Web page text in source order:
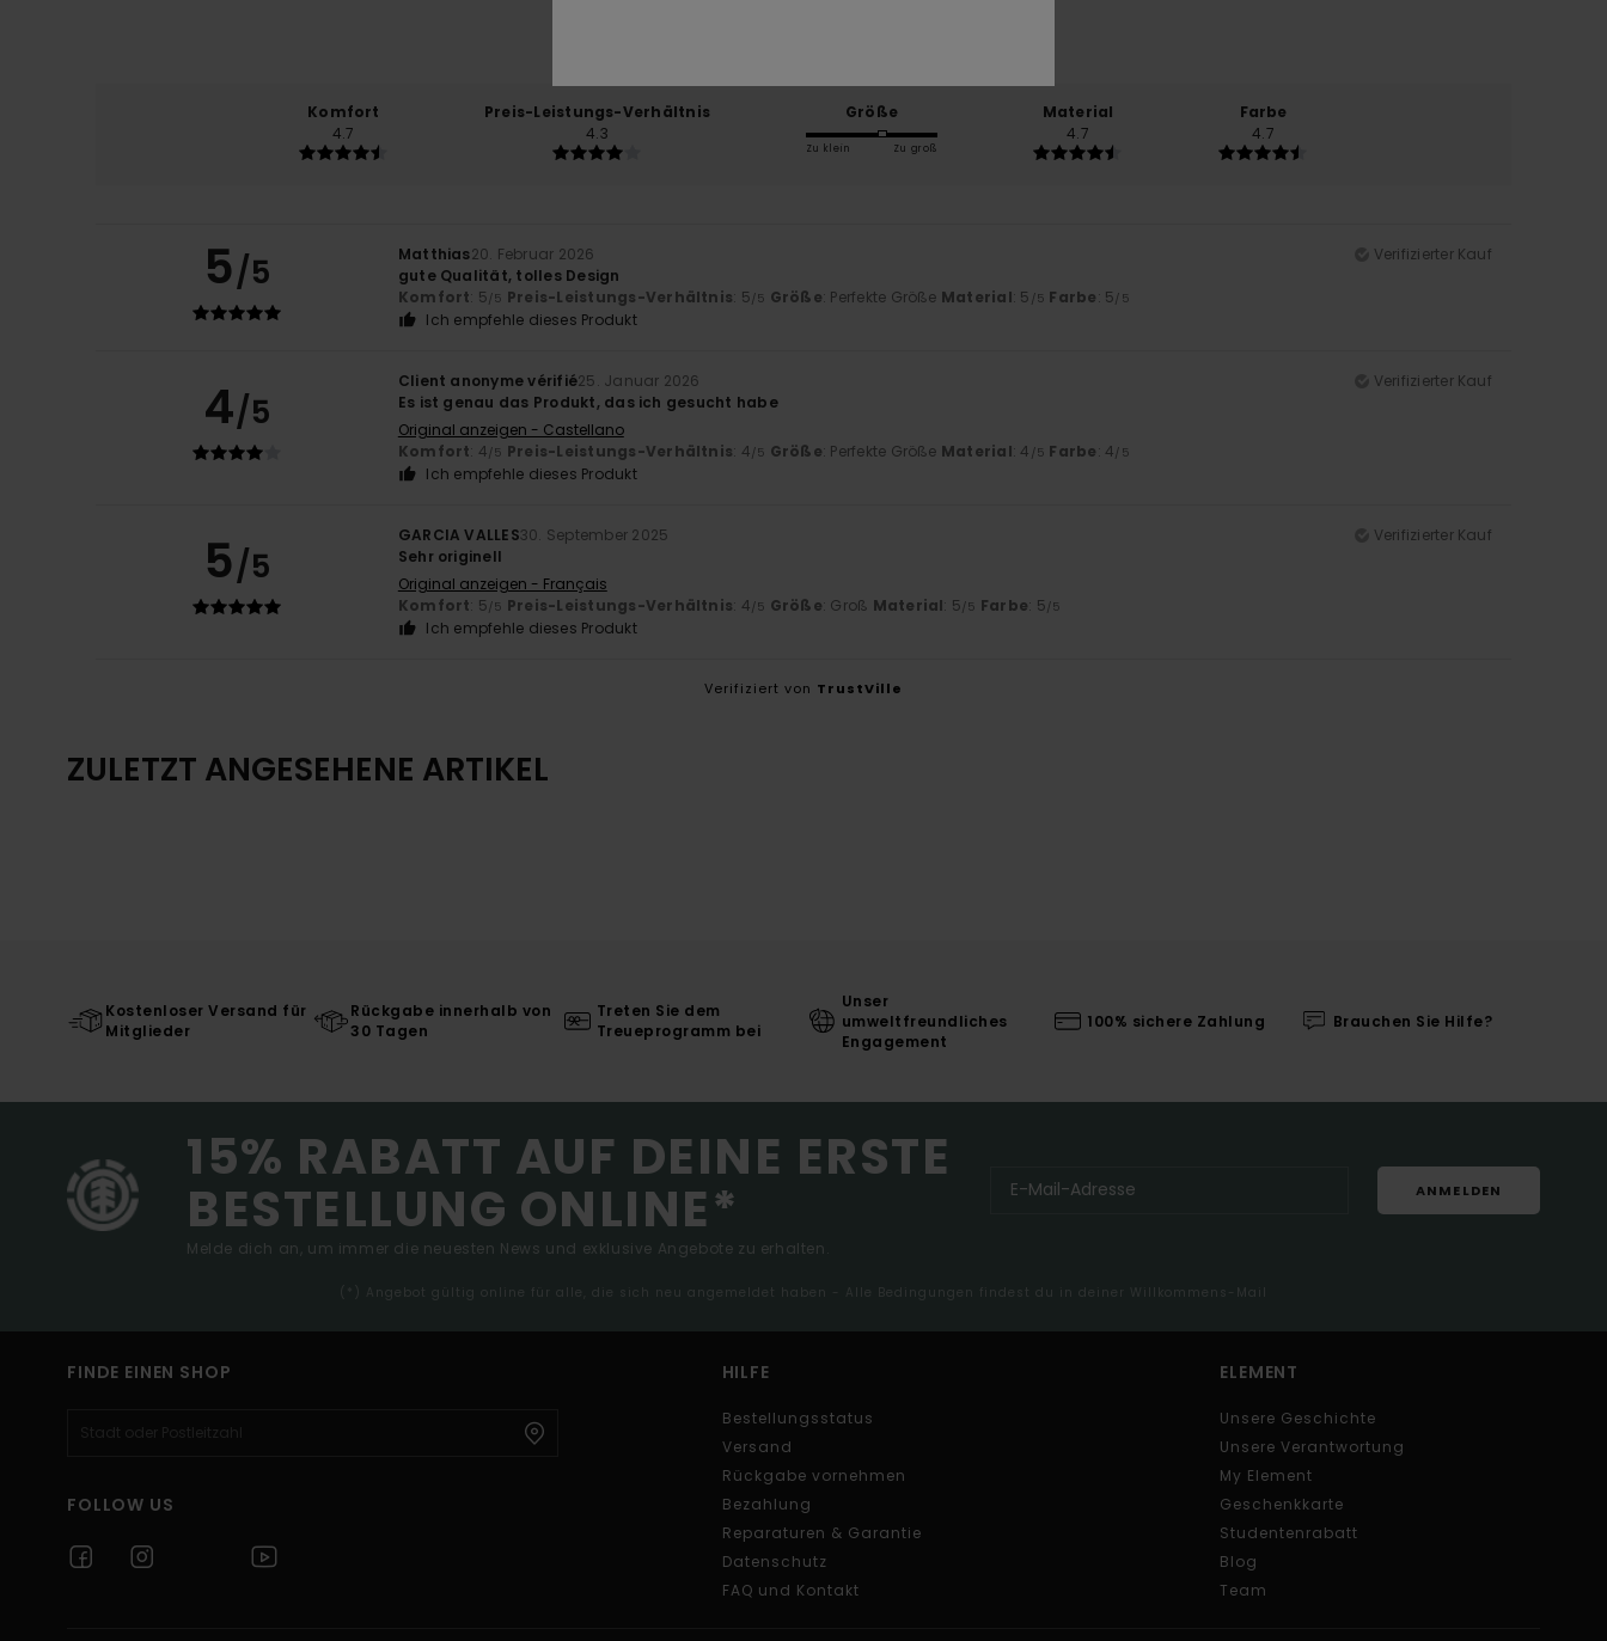
Komfort
4.7
Preis-Leistungs-Verhältnis
4.3
Größe
Zu klein Zu groß
Material
4.7
Farbe
4.7
5/5 Matthias20. Februar 2026
Verifizierter Kauf
gute Qualität, tolles Design
Komfort: 5/5 Preis-Leistungs-Verhältnis: 5/5 Größe: Perfekte Größe Material: 5 /5 Farbe: 5/5
Ich empfehle dieses Produkt
4/5
Client anonyme vérifié25. Januar 2026
Verifizierter Kauf
Es ist genau das Produkt, das ich gesucht habe
Original anzeigen - Castellano
Komfort: 4/5 Preis-Leistungs-Verhältnis: 4/5 Größe: Perfekte Größe Material: 4 /5 Farbe: 4/5
Ich empfehle dieses Produkt
5/5
GARCIA VALLES30. September 2025
Verifizierter Kauf
Sehr originell
Original anzeigen - Français
Komfort: 5/5 Preis-Leistungs-Verhältnis: 4/5 Größe: Groß Material: 5/5 Farbe: 5/5
Ich empfehle dieses Produkt
Verifiziert von TrustVille
ZULETZT ANGESEHENE ARTIKEL
Kostenloser Versand für
Mitglieder
Rückgabe innerhalb von
30 Tagen
Treten Sie dem
Treueprogramm bei
Unser
umweltfreundliches
Engagement
100% sichere Zahlung Brauchen Sie Hilfe?
15% RABATT AUF DEINE ERSTE
BESTELLUNG ONLINE*
Melde dich an, um immer die neuesten News und exklusive Angebote zu erhalten.
ANMELDEN
(*) Angebot gültig online für alle, die sich neu angemeldet haben - Alle Bedingungen findest du in deiner Willkommens-Mail
FINDE EINEN SHOP
FOLLOW US
HILFE
Bestellungsstatus
Versand
Rückgabe vornehmen
Bezahlung
Reparaturen & Garantie
Datenschutz
FAQ und Kontakt
ELEMENT
Unsere Geschichte
Unsere Verantwortung
My Element
Geschenkkarte
Studentenrabatt
Blog
Team